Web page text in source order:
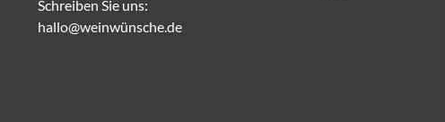
Schreiben Sie uns:
hallo@weinwünsche.de